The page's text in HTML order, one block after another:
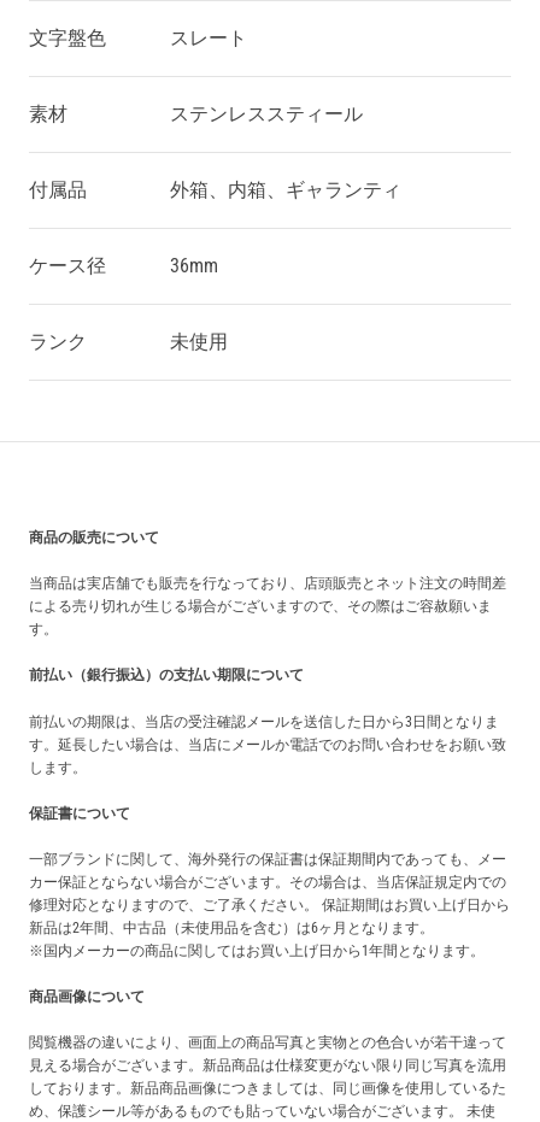
文字盤色 スレート
素材 ステンレススティール
付属品 外箱、内箱、ギャランティ
ケース径 36mm
ランク 未使用
商品の販売について
当商品は実店舗でも販売を行なっており、店頭販売とネット注文の時間差
による売り切れが生じる場合がございますので、その際はご容赦願いま
す。
前払い（銀行振込）の支払い期限について
前払いの期限は、当店の受注確認メールを送信した日から3日間となりま
す。延長したい場合は、当店にメールか電話でのお問い合わせをお願い致
します。
保証書について
一部ブランドに関して、海外発行の保証書は保証期間内であっても、メー
カー保証とならない場合がございます。その場合は、当店保証規定内での
修理対応となりますので、ご了承ください。 保証期間はお買い上げ日から
新品は2年間、中古品（未使用品を含む）は6ヶ月となります。
※国内メーカーの商品に関してはお買い上げ日から1年間となります。
商品画像について
閲覧機器の違いにより、画面上の商品写真と実物との色合いが若干違って
見える場合がございます。新品商品は仕様変更がない限り同じ写真を流用
しております。新品商品画像につきましては、同じ画像を使用しているた
め、保護シール等があるものでも貼っていない場合がございます。 未使